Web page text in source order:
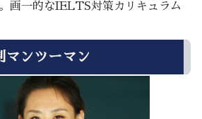
画一的なIELTS対策カリキュラム
ンツーマン